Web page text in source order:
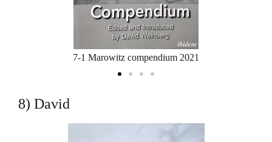
7-1 Marowitz compendium 2021
8) David